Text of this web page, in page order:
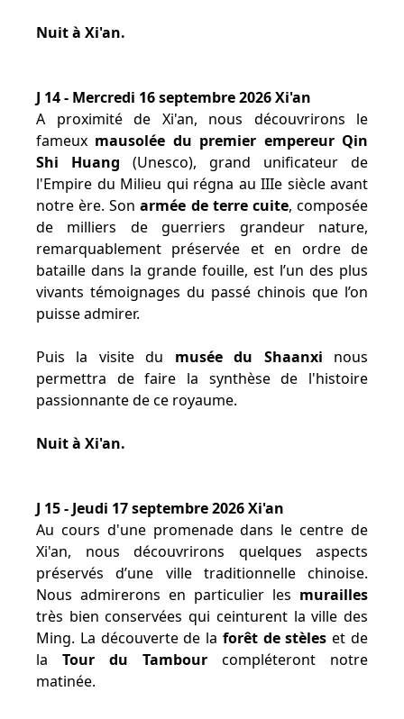
Nuit à Xi'an.
J 14 - Mercredi 16 septembre 2026 Xi'an
A proximité de Xi'an, nous découvrirons le
fameux mausolée du premier empereur Qin
Shi Huang (Unesco), grand unificateur de
l'Empire du Milieu qui régna au IIIe siècle avant
notre ère. Sonarmée de terre cuite, composée
de milliers de guerriers grandeur nature,
remarquablement préservée et en ordre de
bataille dans la grande fouille, est l’un des plus
vivants témoignages du passé chinois que l’on
puisse admirer.
Puis la visite du musée du Shaanxi nous
permettra de faire la synthèse de l'histoire
passionnante de ce royaume.
Nuit à Xi'an.
J 15 - Jeudi 17 septembre 2026 Xi'an
Au cours d'une promenade dans le centre de
Xi'an, nous découvrirons quelques aspects
préservés d’une ville traditionnelle chinoise.
Nous admirerons en particulier les murailles
très bien conservées qui ceinturent la ville des
Ming. La découverte de la forêt de stèles et de
la Tour du Tambour compléteront notre
matinée.